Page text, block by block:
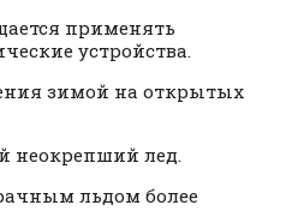
применять
устройства.
зимой на открытых
неокрепший лед.
льдом более